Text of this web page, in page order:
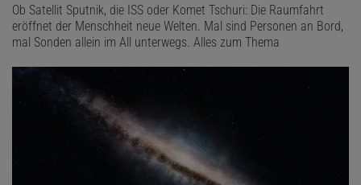
Ob Satellit Sputnik, die ISS oder Komet Tschuri: Die Raumfahrt
eröffnet der Menschheit neue Welten. Mal sind Personen an Bord,
mal Sonden allein im All unterwegs. Alles zum Thema